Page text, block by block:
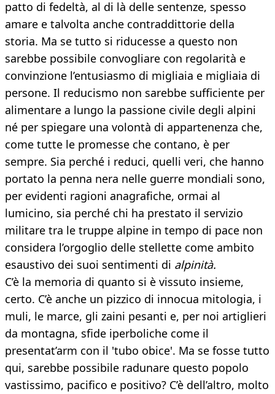
patto di fedeltà, al di là delle sentenze, spesso
amare e talvolta anche contraddittorie della
storia. Ma se tutto si riducesse a questo non
sarebbe possibile convogliare con regolarità e
convinzione l’entusiasmo di migliaia e migliaia di
persone. Il reducismo non sarebbe sufficiente per
alimentare a lungo la passione civile degli alpini
né per spiegare una volontà di appartenenza che,
come tutte le promesse che contano, è per
sempre. Sia perché i reduci, quelli veri, che hanno
portato la penna nera nelle guerre mondiali sono,
per evidenti ragioni anagrafiche, ormai al
lumicino, sia perché chi ha prestato il servizio
militare tra le truppe alpine in tempo di pace non
considera l’orgoglio delle stellette come ambito
esaustivo dei suoi sentimenti di alpinità.
C’è la memoria di quanto si è vissuto insieme,
certo. C’è anche un pizzico di innocua mitologia, i
muli, le marce, gli zaini pesanti e, per noi artiglieri
da montagna, sfide iperboliche come il
presentat’arm con il 'tubo obice'. Ma se fosse tutto
qui, sarebbe possibile radunare questo popolo
vastissimo, pacifico e positivo? C’è dell’altro, molto